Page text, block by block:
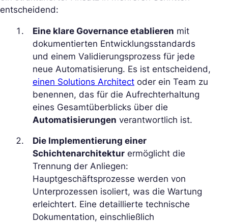
entscheidend:
Eine klare Governance etablieren mit
dokumentierten Entwicklungsstandards
und einem Validierungsprozess für jede
neue Automatisierung. Es ist entscheidend,
einen Solutions Architect oder ein Team zu
benennen, das für die Aufrechterhaltung
eines Gesamtüberblicks über die
Automatisierungen verantwortlich ist.
Die Implementierung einer
Schichtenarchitektur ermöglicht die
Trennung der Anliegen:
Hauptgeschäftsprozesse werden von
Unterprozessen isoliert, was die Wartung
erleichtert. Eine detaillierte technische
Dokumentation, einschließlich